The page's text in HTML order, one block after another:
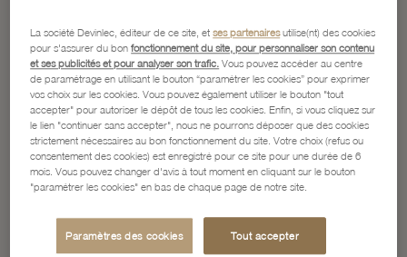
La société Devinlec, éditeur de ce site, etses partenairesutilise(nt) des cookies
pour s'assurer du bonfonctionnement du site, pour personnaliser son contenu
et ses publicités et pour analyser son trafic. Vous pouvez accéder au centre
de paramétrage en utilisant le bouton “paramétrer les cookies” pour exprimer
vos choix sur les cookies. Vous pouvez également utiliser le bouton "tout
accepter" pour autoriser le dépôt de tous les cookies. Enfin, si vous cliquez sur
le lien "continuer sans accepter", nous ne pourrons déposer que des cookies
strictement nécessaires au bon fonctionnement du site. Votre choix (refus ou
consentement des cookies) est enregistré pour ce site pour une durée de 6
mois. Vous pouvez changer d'avis à tout moment en cliquant sur le bouton
"paramétrer les cookies" en bas de chaque page de notre site.
Paramètres des cookies Tout accepter